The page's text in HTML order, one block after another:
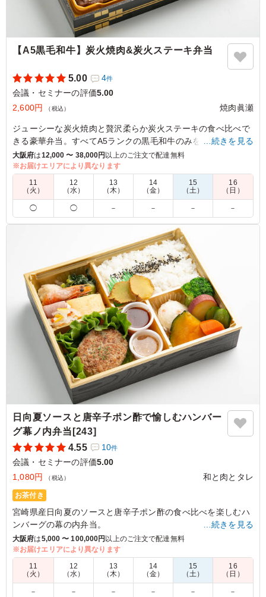
【A5黒毛和牛】炭火焼肉&炭火ステーキ弁当
5.00 4件
会議・セミナーの評価5.00
2,600円
（税込） 焼肉眞瀬
ジューシーな炭火焼肉と贅沢柔らか炭火ステーキの食べ比べで
きる豪華弁当。すべてA5ランクの黒毛和牛のみを使用した上質
なお肉を炭火で焼き上げた絶品です。彩り豊かな自家製ナムル
をはさみながらお楽しみください。
※「サラダ」か「キムチの盛り合わせ」は「ご飯の種類」プル
ダウンよりお選びください。
顧客から肉も米も美味しいと好評で、引き続き利用したい
お店です。ミニサイズのサラダも液漏れしない容器で届き
ます。量は、食べ盛りの男性には足らないかもしれません
が、そうでなければ満足な程度で毎回好評です。
ご利用シーン：会議・セミナー›勉強会
大阪府吹田市垂水町2026/06/18
…続きを見る
大阪府は12,000 〜 38,000円 以上のご注文で配達無料
※お届けエリアにより異なります
11
（火）
12
（水）
13
（木）
14
（金）
15
（土）
16
（日）
◯ ◯ － － － －
日向夏ソースと唐辛子ポン酢で愉しむハンバー
グ幕ノ内弁当[243]
4.55
10件
会議・セミナーの評価5.00
1,080円
（税込） 和と肉とタレ
お茶付き
宮崎県産日向夏のソースと唐辛子ポン酢の食べ比べを楽しむハ
ンバーグの幕の内弁当。
お手頃価格で、豊富な種類の手作り副菜が盛り込まれている幕
の内弁当をお探しの方にお勧めです。
ボリューミーだけど意外にさっぱり！「和と肉とタレ」自慢の
ハンバーグをお楽しみ下さい。
…続きを見る
大阪府は5,000 〜 100,000円以上のご注文で配達無料
※お届けエリアにより異なります
11
（火）
12
（水）
13
（木）
14
（金）
15
（土）
16
（日）
－ － － － － －